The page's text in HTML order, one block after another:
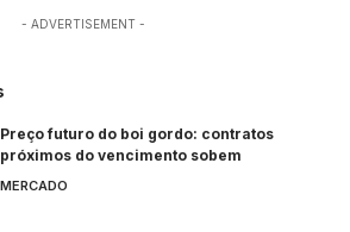
- ADVERTISEMENT -
Preço futuro do boi gordo: contratos
próximos do vencimento sobem
MERCADO